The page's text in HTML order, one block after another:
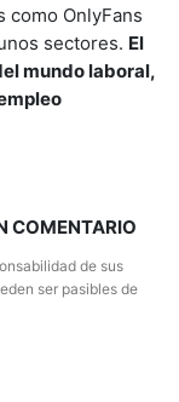
como OnlyFans
sectores. El
mundo laboral,
COMENTARIO
de sus
ser pasibles de